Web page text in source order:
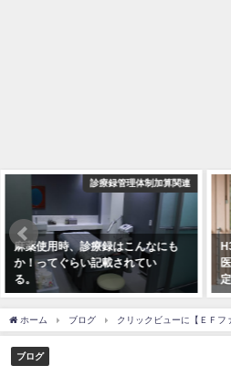
ブログ
H30地域包括ケア病棟入院料・入院
医療管理料の施設基準・点数決
定！
ホーム ブログ クリックビューに【ＥＦフ
ブログ